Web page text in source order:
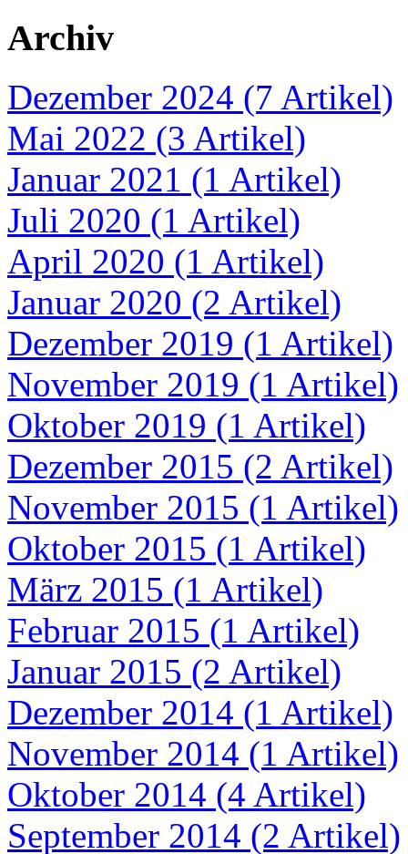
Archiv
Dezember 2024 (7 Artikel)
Mai 2022 (3 Artikel)
Januar 2021 (1 Artikel)
Juli 2020 (1 Artikel)
April 2020 (1 Artikel)
Januar 2020 (2 Artikel)
Dezember 2019 (1 Artikel)
November 2019 (1 Artikel)
Oktober 2019 (1 Artikel)
Dezember 2015 (2 Artikel)
November 2015 (1 Artikel)
Oktober 2015 (1 Artikel)
März 2015 (1 Artikel)
Februar 2015 (1 Artikel)
Januar 2015 (2 Artikel)
Dezember 2014 (1 Artikel)
November 2014 (1 Artikel)
Oktober 2014 (4 Artikel)
September 2014 (2 Artikel)